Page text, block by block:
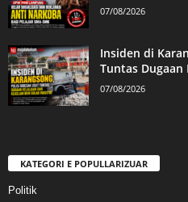
07/08/2026
Insiden di
Tuntas Dugaan
07/08/2026
KATEGORI E POPULLARIZUAR
Politik